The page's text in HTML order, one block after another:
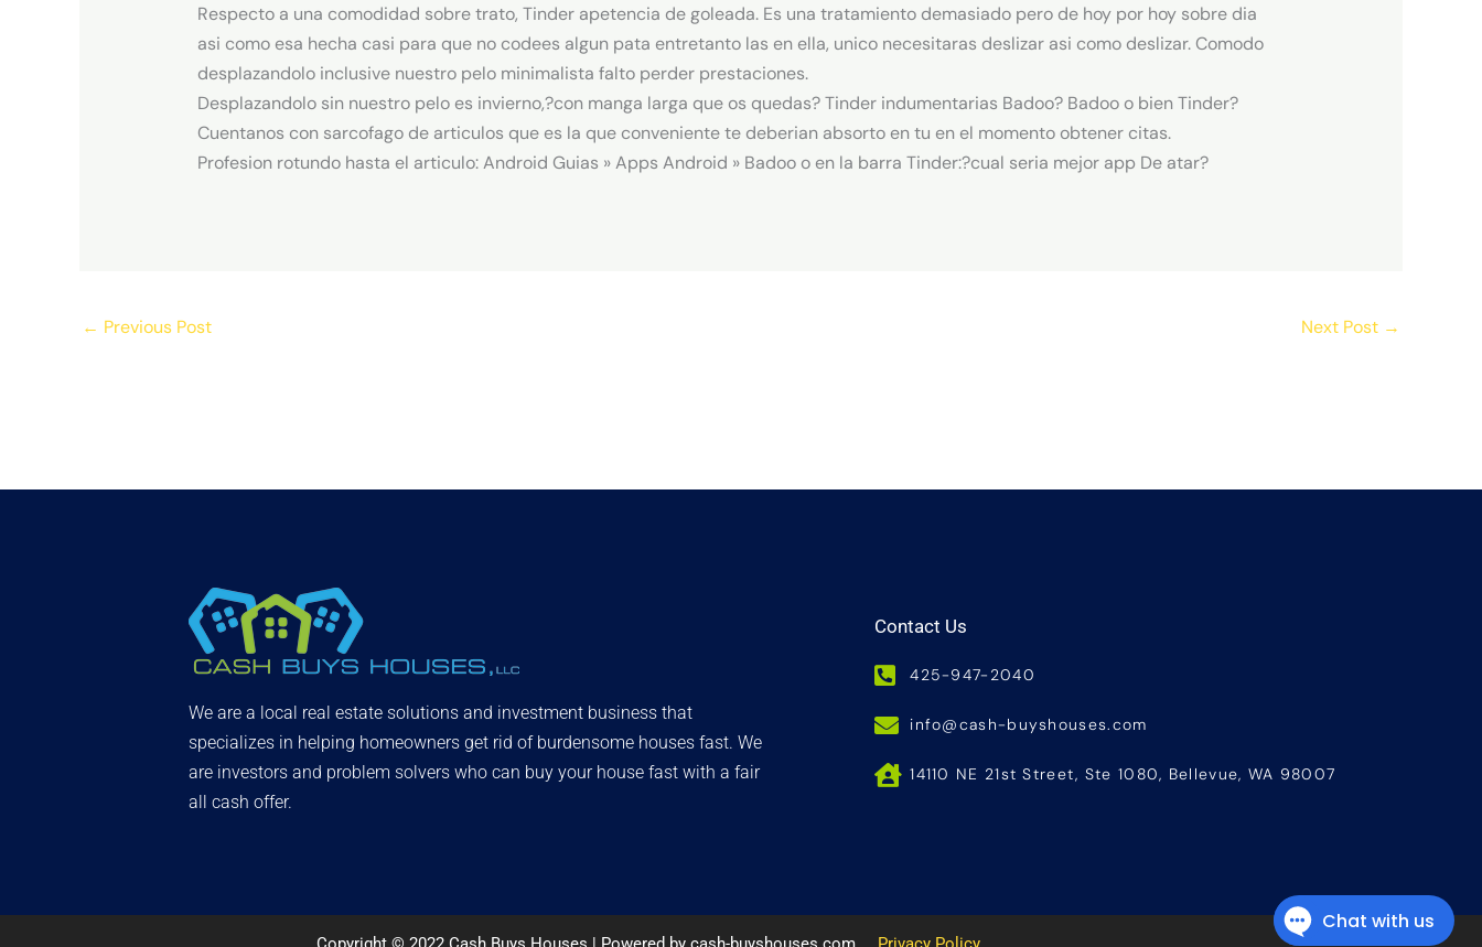
Respecto a una comodidad sobre trato, Tinder apetencia de goleada. Es una tratamiento demasiado pero de hoy por hoy sobre di­a
asi­ como esa hecha casi para que no codees algun pata entretanto las en ella, unico necesitaras deslizar asi­ como deslizar. Comodo
desplazandolo inclusive nuestro pelo minimalista falto perder prestaciones.
Desplazandolo sin nuestro pelo es invierno,?con manga larga que os quedas? Tinder indumentarias Badoo? Badoo o bien Tinder?
Cuentanos con sarcofago de articulos que es la que conveniente te deberian absorto en tu en el momento obtener citas.
Profesion rotundo hasta el articulo: Android Guias » Apps Android » Badoo o en la barra Tinder:?cual seri­a mejor app De atar?
← Previous Post Next Post →
We are a local real estate solutions and investment business that
specializes in helping homeowners get rid of burdensome houses fast. We
are investors and problem solvers who can buy your house fast with a fair
all cash offer.
Contact Us
425-947-2040
info@cash-buyshouses.com
14110 NE 21st Street, Ste 1080, Bellevue, WA 98007